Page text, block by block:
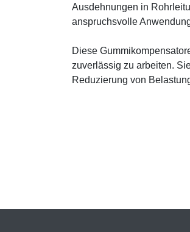
Ausdehnungen in
anspruchsvolle
Diese
zuverlässig zu arbeiten.
Reduzierung von